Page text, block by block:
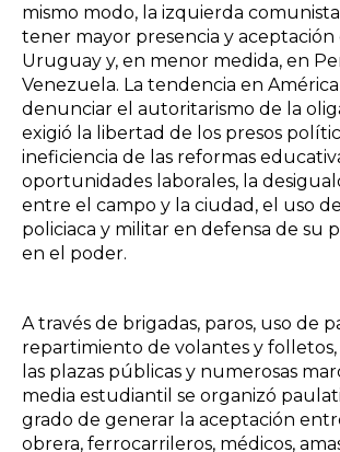
mismo modo, la izquierda
tener mayor presencia y aceptación
Uruguay y, en menor medida, en
Venezuela. La tendencia en
denunciar el autoritarismo de la
exigió la libertad de los presos
ineficiencia de las reformas
oportunidades laborales, la
entre el campo y la ciudad, el uso
policiaca y militar en defensa de su
en el poder.
A través de brigadas, paros, uso de
repartimiento de volantes y
las plazas públicas y numerosas
media estudiantil se organizó
grado de generar la aceptación
obrera, ferrocarrileros, médicos,